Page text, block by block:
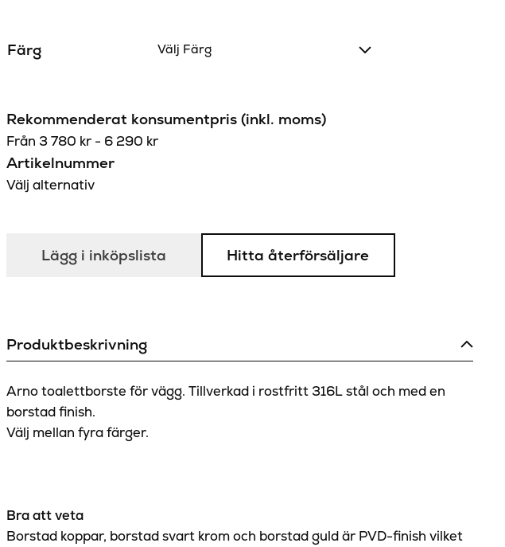
Färg Välj Färg
Rekommenderat konsumentpris (inkl. moms)
Från 3 780 kr - 6 290 kr
Artikelnummer
Välj alternativ
Lägg i inköpslista Hitta återförsäljare
Produktbeskrivning
Arno toalettborste för vägg. Tillverkad i rostfritt 316L stål och med en
borstad finish.
Välj mellan fyra färger.
Bra att veta
Borstad koppar, borstad svart krom och borstad guld är PVD-finish vilket